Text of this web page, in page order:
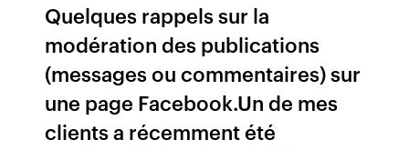
Quelques rappels sur la
modération des publications
(messages ou commentaires) sur
une page Facebook.Un de mes
clients a récemment été